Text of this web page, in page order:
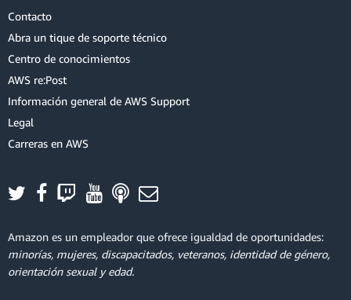
Contacto
Abra un tique de soporte técnico
Centro de conocimientos
AWS re:Post
Información general de AWS Support
Legal
Carreras en AWS
Amazon es un empleador que ofrece igualdad de oportunidades:
minorías, mujeres, discapacitados, veteranos, identidad de género,
orientación sexual y edad.